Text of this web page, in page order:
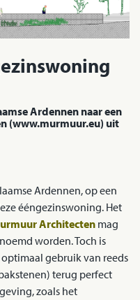
Ardennen naar een
(www.murmuur.eu) uit
Ardennen, op een
ééngezinswoning. Het
Architecten mag
worden. Toch is
gebruik van reeds
terug perfect
zoals het